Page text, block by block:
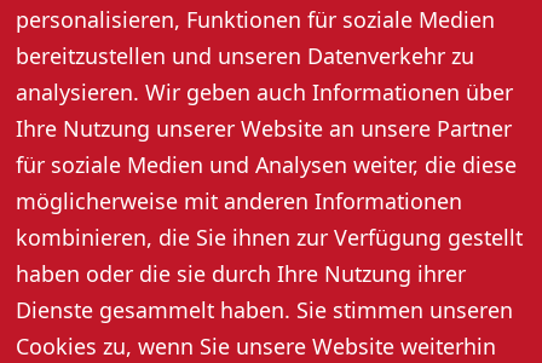
personalisieren, Funktionen für soziale Medien
bereitzustellen und unseren Datenverkehr zu
analysieren. Wir geben auch Informationen über
Ihre Nutzung unserer Website an unsere Partner
für soziale Medien und Analysen weiter, die diese
möglicherweise mit anderen Informationen
kombinieren, die Sie ihnen zur Verfügung gestellt
haben oder die sie durch Ihre Nutzung ihrer
Dienste gesammelt haben. Sie stimmen unseren
Cookies zu, wenn Sie unsere Website weiterhin
Die Öffnungszeiten des Weihnachtsmarktes sind:
Fr. 14:00 – 21:00 Uhr,
Sa.10:30 – 21:00 Uhr,
So.11:30 – 20:00 Uhr.
Tickets & Preise
Preise: Eintritt frei!